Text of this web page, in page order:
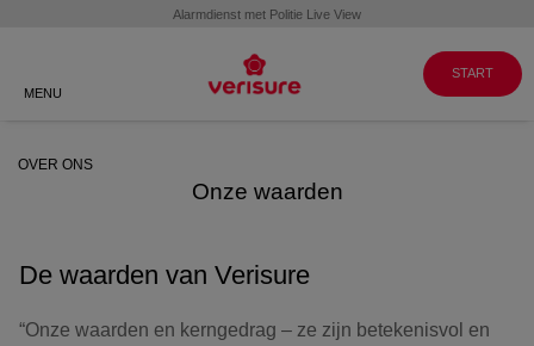
WERKEN BIJ
MENU
START
OVER ONS
Onze waarden
De waarden van Verisure
“Onze waarden en kerngedrag – ze zijn betekenisvol en